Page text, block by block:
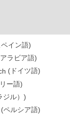
ペイン語)
アラビア語)
( ドイツ語)
ー語)
ジル）)
(ペルシア語)